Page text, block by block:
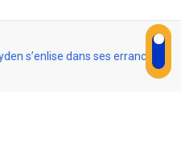
s’enlise dans ses errances